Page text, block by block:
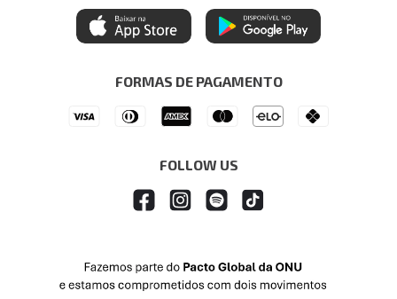
Central de Preferências
Ética e Sustentabilidade
Regulamentos
Seja um Revendedor
Mastercard
Itau Personnalite
FORMAS DE PAGAMENTO
FOLLOW US